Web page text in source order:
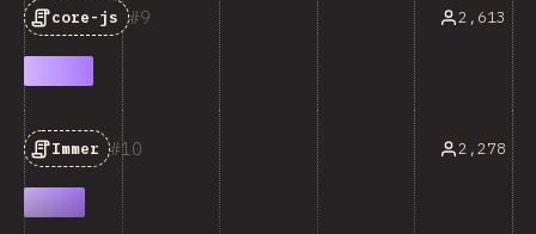
9
core-js 2,613
10
Immer 2,278